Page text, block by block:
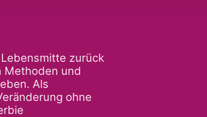
zurück
Methoden und
Als
ohne